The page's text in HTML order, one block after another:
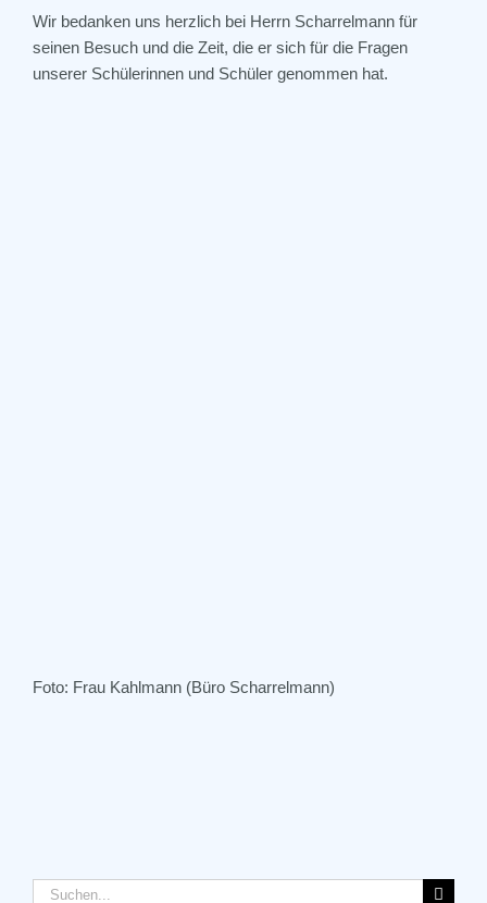
Wir bedanken uns herzlich bei Herrn Scharrelmann für
seinen Besuch und die Zeit, die er sich für die Fragen
unserer Schülerinnen und Schüler genommen hat.
Foto: Frau Kahlmann (Büro Scharrelmann)
Suche